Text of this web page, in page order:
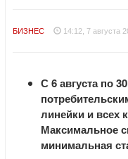
БИЗНЕС 14:12, 7 августа
С 6 августа по
линейки и всех
Максимальное
минимальная